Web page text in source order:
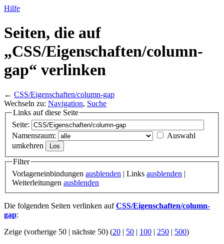
Hilfe
Seiten, die auf
„CSS/Eigenschaften/column-
gap“ verlinken
← CSS/Eigenschaften/column-gap
Wechseln zu: Navigation, Suche
Links auf diese Seite
Seite:
Namensraum:
Auswahl
umkehren
Filter
Vorlageneinbindungen ausblenden | Links ausblenden |
Weiterleitungen ausblenden
Die folgenden Seiten verlinken aufCSS/Eigenschaften/column-
gap:
Zeige (vorherige 50 | nächste 50) (20 | 50 | 100 | 250 | 500)